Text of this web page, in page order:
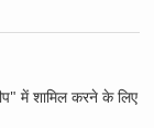
में शामिल करने के लिए